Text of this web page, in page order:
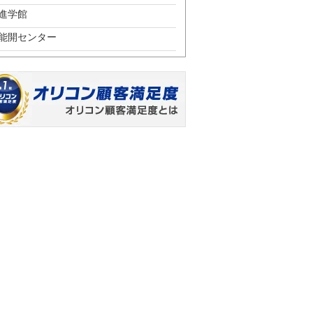
学館
開センター